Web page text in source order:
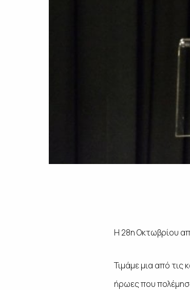
Η 28η Οκτωβρίου
Τιμάμε μια από τις
ήρωες που